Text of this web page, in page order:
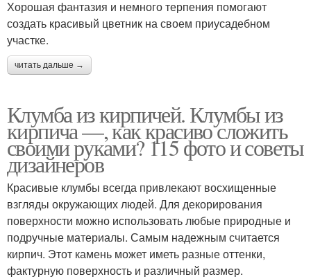
Хорошая фантазия и немного терпения помогают
создать красивый цветник на своем приусадебном
участке.
читать дальше →
Клумба из кирпичей. Клумбы из
кирпича —, как красиво сложить
своими руками? 115 фото и советы
дизайнеров
Красивые клумбы всегда привлекают восхищенные
взгляды окружающих людей. Для декорирования
поверхности можно использовать любые природные и
подручные материалы. Самым надежным считается
кирпич. Этот камень может иметь разные оттенки,
фактурную поверхность и различный размер.